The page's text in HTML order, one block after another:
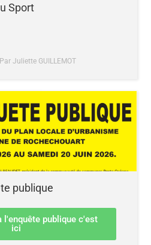
Sport
ParJuliette GUILLEMOT
publique
l'enquête publique c'est
ici